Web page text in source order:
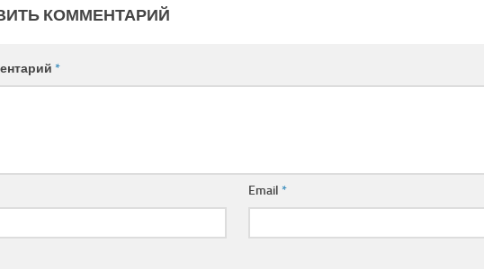
КОММЕНТАРИЙ
*
Email*